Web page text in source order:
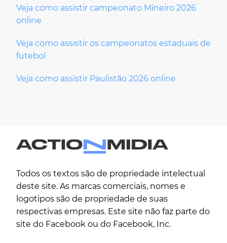
Veja como assistir campeonato Mineiro 2026
online
Veja como assistir os campeonatos estaduais de
futebol
Veja como assistir Paulistão 2026 online
Todos os textos são de propriedade intelectual
deste site. As marcas comerciais, nomes e
logotipos são de propriedade de suas
respectivas empresas. Este site não faz parte do
site do Facebook ou do Facebook, Inc.